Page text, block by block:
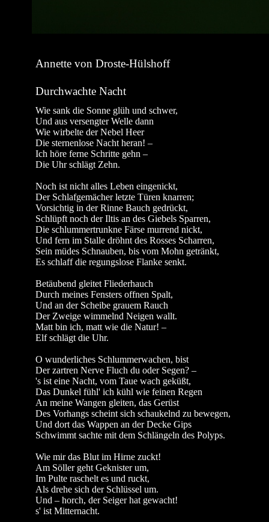
Annette von Droste-Hülshoff
Durchwachte Nacht
Wie sank die Sonne glüh und schwer,
Und aus versengter Welle dann
Wie wirbelte der Nebel Heer
Die sternenlose Nacht heran! –
Ich höre ferne Schritte gehn –
Die Uhr schlägt Zehn.
Noch ist nicht alles Leben eingenickt,
Der Schlafgemächer letzte Türen knarren;
Vorsichtig in der Rinne Bauch gedrückt,
Schlüpft noch der Iltis an des Giebels Sparren,
Die schlummertrunkne Färse murrend nickt,
Und fern im Stalle dröhnt des Rosses Scharren,
Sein müdes Schnauben, bis vom Mohn getränkt,
Es schlaff die regungslose Flanke senkt.
Betäubend gleitet Fliederhauch
Durch meines Fensters offnen Spalt,
Und an der Scheibe grauem Rauch
Der Zweige wimmelnd Neigen wallt.
Matt bin ich, matt wie die Natur! –
Elf schlägt die Uhr.
O wunderliches Schlummerwachen, bist
Der zartren Nerve Fluch du oder Segen? –
's ist eine Nacht, vom Taue wach geküßt,
Das Dunkel fühl' ich kühl wie feinen Regen
An meine Wangen gleiten, das Gerüst
Des Vorhangs scheint sich schaukelnd zu bewegen,
Und dort das Wappen an der Decke Gips
Schwimmt sachte mit dem Schlängeln des Polyps.
Wie mir das Blut im Hirne zuckt!
Am Söller geht Geknister um,
Im Pulte raschelt es und ruckt,
Als drehe sich der Schlüssel um.
Und – horch, der Seiger hat gewacht!
s' ist Mitternacht.